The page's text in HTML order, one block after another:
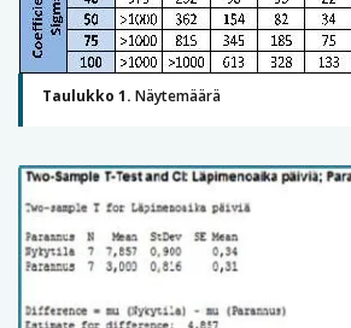
Taulukko 1. Näytemäärä